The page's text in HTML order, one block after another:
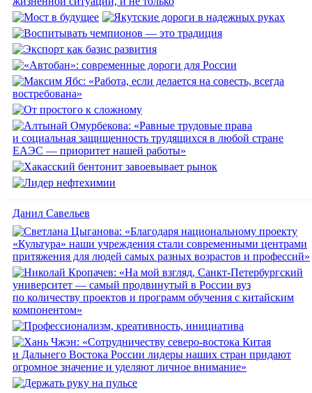
Данил Савельев